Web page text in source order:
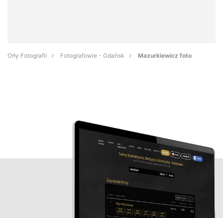
Orły Fotografii Fotografowie - Gdańsk Mazurkiewicz foto